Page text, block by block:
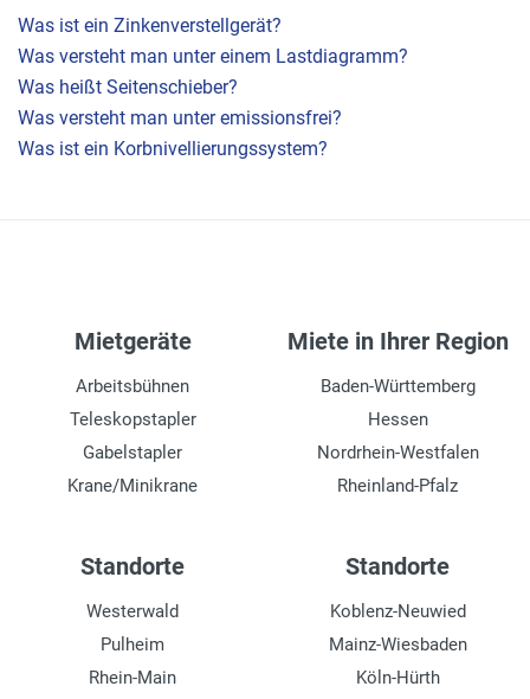
Was ist ein Zinkenverstellgerät?
Was versteht man unter einem Lastdiagramm?
Was heißt Seitenschieber?
Was versteht man unter emissionsfrei?
Was ist ein Korbnivellierungssystem?
Mietgeräte
Arbeitsbühnen
Teleskopstapler
Gabelstapler
Krane/Minikrane
Miete in Ihrer Region
Baden-Württemberg
Hessen
Nordrhein-Westfalen
Rheinland-Pfalz
Standorte
Westerwald
Pulheim
Rhein-Main
Standorte
Koblenz-Neuwied
Mainz-Wiesbaden
Köln-Hürth